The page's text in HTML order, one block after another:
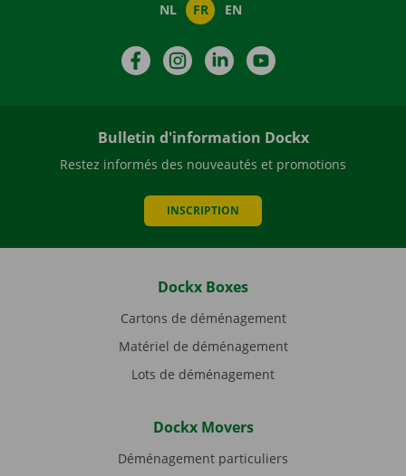
NL FR EN
FacebookInstagramLinkedIn
Bulletin d'information Dockx
Restez informés des nouveautés et promotions
INSCRIPTION
Dockx Boxes
Cartons de déménagement
Matériel de déménagement
Lots de déménagement
Dockx Movers
Déménagement particuliers